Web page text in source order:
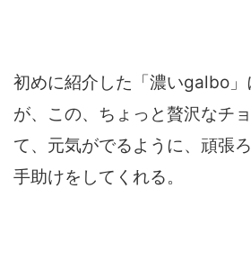
初めに紹介した「濃いgalbo」
が、この、ちょっと贅沢なチ
て、元気がでるように、頑張
手助けをしてくれる。